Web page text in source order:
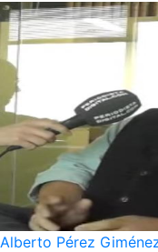
Alberto Pérez